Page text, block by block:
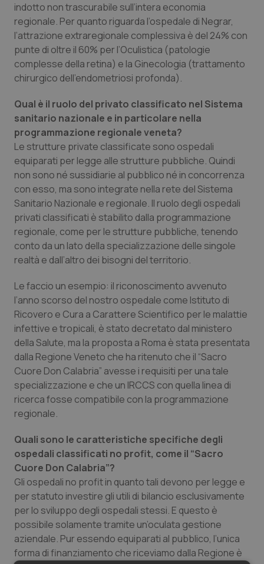
Rene & patologie urogenitali
Salute orale & impianti
Sangue & coagulazione
Tiroide
Tumore al seno
Tumore ovarico
Tumori del Polmone & Testa Collo
Tumori gastrointestinali
Ulcera & Reflusso
Vaccini
indotto non trascurabile sull’intera economia
regionale. Per quanto riguarda l’ospedale di Negrar,
l’attrazione extraregionale complessiva è del 24% con
punte di oltre il 60% per l’Oculistica (patologie
complesse della retina) e la Ginecologia (trattamento
chirurgico dell’endometriosi profonda).
Qual è il ruolo del privato classificato nel Sistema
sanitario nazionale e in particolare nella
programmazione regionale veneta?
Le strutture private classificate sono ospedali
equiparati per legge alle strutture pubbliche. Quindi
non sono né sussidiarie al pubblico né in concorrenza
con esso, ma sono integrate nella rete del Sistema
Sanitario Nazionale e regionale. Il ruolo degli ospedali
privati classificati è stabilito dalla programmazione
regionale, come per le strutture pubbliche, tenendo
conto da un lato della specializzazione delle singole
realtà e dall’altro dei bisogni del territorio.
Le faccio un esempio: il riconoscimento avvenuto
l’anno scorso del nostro ospedale come Istituto di
Ricovero e Cura a Carattere Scientifico per le malattie
infettive e tropicali, è stato decretato dal ministero
della Salute, ma la proposta a Roma è stata presentata
dalla Regione Veneto che ha ritenuto che il “Sacro
Cuore Don Calabria” avesse i requisiti per una tale
specializzazione e che un IRCCS con quella linea di
ricerca fosse compatibile con la programmazione
regionale.
Quali sono le caratteristiche specifiche degli
ospedali classificati no profit, come il “Sacro
Cuore Don Calabria”?
Gli ospedali no profit in quanto tali devono per legge e
per statuto investire gli utili di bilancio esclusivamente
per lo sviluppo degli ospedali stessi. E questo è
possibile solamente tramite un’oculata gestione
aziendale. Pur essendo equiparati al pubblico, l’unica
forma di finanziamento che riceviamo dalla Regione è